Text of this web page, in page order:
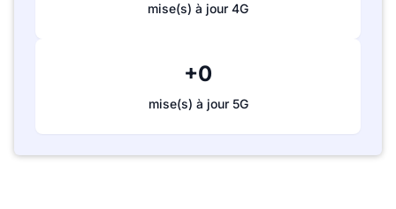
mise(s) à jour 4G
+0
mise(s) à jour 5G